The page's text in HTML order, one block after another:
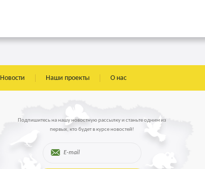
Новости Наши проекты О нас
Подпишитесь на нашу новостную рассылку и станьте одним из
первых, кто будет в курсе новостей!